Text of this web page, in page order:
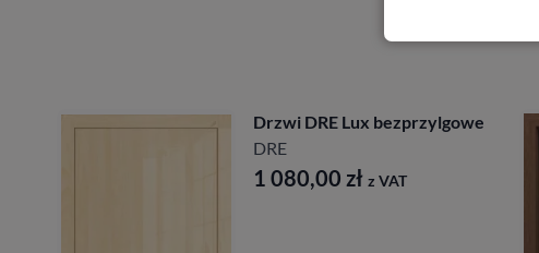
Drzwi DRE Lux bezprzylgowe
z VAT